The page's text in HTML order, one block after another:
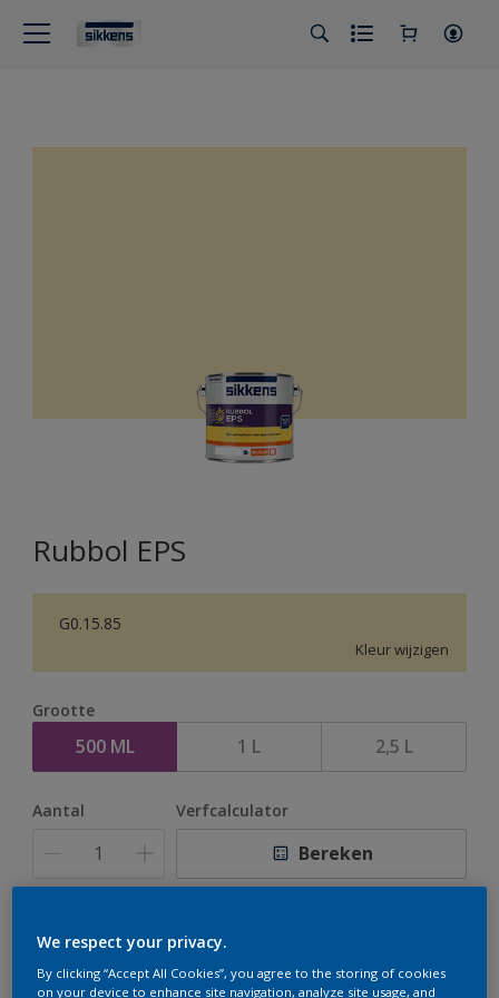
Rubbol EPS
G0.15.85
Kleur wijzigen
Grootte
500 ML 1 L 2,5 L
Aantal Verfcalculator
Bereken
Op dit moment is het niet mogelijk dit product online
te bestellen. Houd de website in de gaten, we werken
er hard aan om de voorraad aan te vullen.
We respect your privacy.
By clicking “Accept All Cookies”, you agree to the storing of cookies
on your device to enhance site navigation, analyze site usage, and